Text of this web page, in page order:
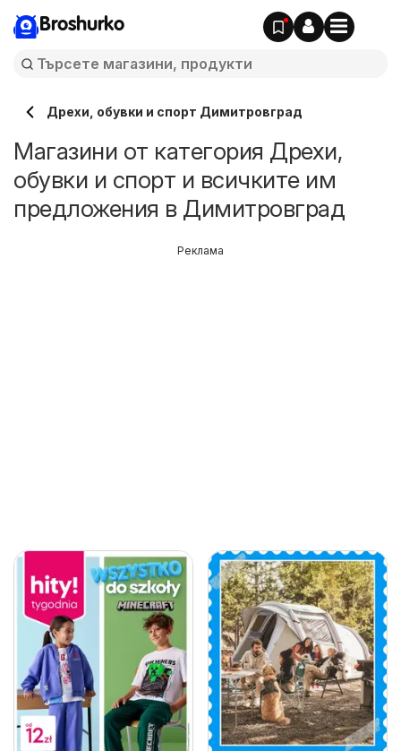
Broshurko
Дрехи, обувки и спорт Димитровград
Магазини от категория Дрехи,
обувки и спорт и всичките им
предложения в Димитровград
Реклама